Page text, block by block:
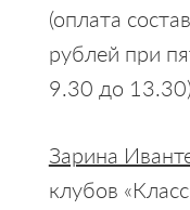
(оплата
рублей при
9.30 до 13.30)
Зарина
клубов